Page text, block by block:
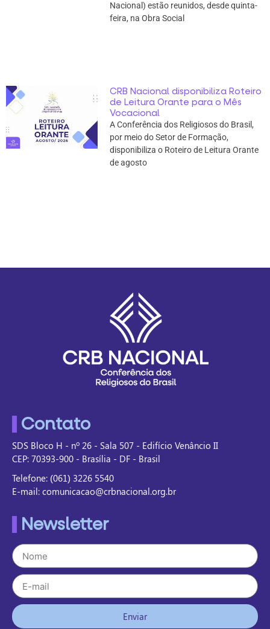
Nacional) estão reunidos, desde quinta-
feira, na Obra Social
CRB Nacional disponibiliza Roteiro
de Leitura Orante para o Mês
Vocacional
A Conferência dos Religiosos do Brasil,
por meio do Setor de Formação,
disponibiliza o Roteiro de Leitura Orante
de agosto
Contato
SDS Bloco H - nº 26 - Sala 507 - Edifício Venâncio II
CEP: 70393-900 - Brasília - DF - Brasil
Telefone: (061) 3226 5540
E-mail: comunicacao@crbnacional.org.br
Newsletter
Enviar